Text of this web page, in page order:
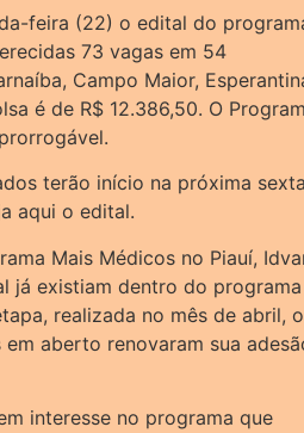
feira (22) o edital do
73 vagas em 54
Campo Maior,
é de R$ 12.386,50. O
terão início na próxima
aqui o edital.
Mais Médicos no Piauí,
já existiam dentro do
realizada no mês de abril,
aberto renovaram sua
interesse no programa que